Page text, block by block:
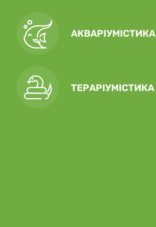
АКВАРІУМІСТИКА
ТЕРАРІУМІСТИКА